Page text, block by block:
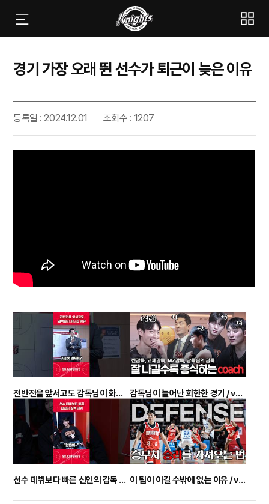
경기 가장 오래 뛴 선수가 퇴근이 늦은 이유
등록일 : 2024.12.01 조회수 : 1207
전반전을 앞서고도 감독님이 화나신 이유 감독님이 늘어난 희한한 경기 / vs KT 비하인드
선수 데뷔보다 빠른 신인의 감독 데뷔 이 팀이 이길 수밖에 없는 이유 / vs 한국가스공사전 비하인드